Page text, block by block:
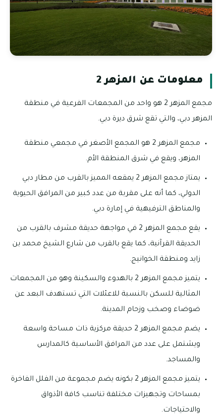
معلومات عن المزهر 2
مجمع المزهر 2 هو واحد من المجمعات الفرعية في منطقة
المزهر دبي، والتي تقع شرق ديرة دبي.
مجمع المزهر 2 هو المجمع الأصغر في مجمعي منطقة
المزهر، ويقع في شرق المنطقة الأم.
يمتاز مجمع المزهر 2 يمقعه المميز بالقرب من مطار دبي
الدولي، كما أنه على مقربة من عدد كبير من المرافق الحيوية
والمناطق الترفيهية في إمارة دبي.
يقع مجمع المزهر 2 في مواجهة حديقة مشرف بالقرب من
الحديقة القرآنية، كما يقع بالقرب من شارع الشيخ محمد بن
زايد ومنطقة الخوانيج.
يتميز مجمع المزهر 2 بالهدوء والسكينة وهو من المجمعات
المثالية للسكن بالنسبة للاعئلات التي تستهدف البعد عن
ضوضاء وصخب وزحام المدينة.
يضم مجمع المزهر 2 حديقة مركزية ذات مساحة واسعة
ويشتمل على عدد من المرافق الأساسية كالمدارس
والمساجد.
يتميز مجمع المزهر 2 بكونه يضم مجموعة من الفلل الفاخرة
بمساحات وتجهيزات مختلفة تناسب كافة الأذواق
والاحتياجات.